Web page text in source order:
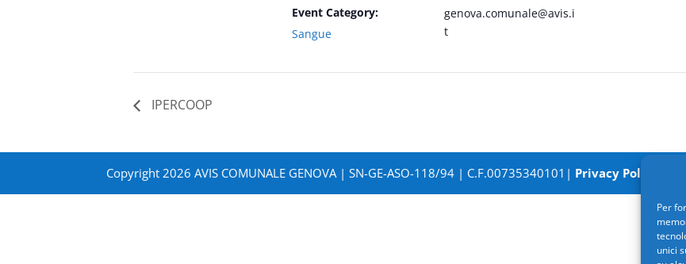
Per
unici
Event Category:
Sangue
genova.comunale@avis.i
t
IPERCOOP
Copyright 2026 AVIS COMUNALE GENOVA | SN-GE-ASO-118/94 | C.F.00735340101| Privacy Policy